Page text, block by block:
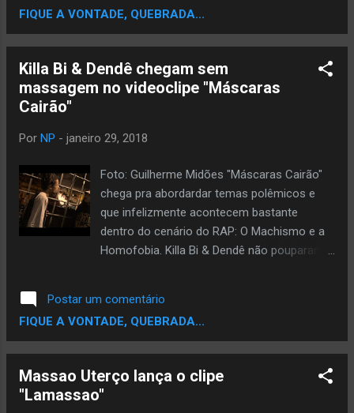
FIQUE A VONTADE, QUEBRADA...
Killa Bi & Dendê chegam sem
massagem no videoclipe "Máscaras
Cairão"
Por NP - janeiro 29, 2018
Foto: Guilherme Midões "Máscaras Cairão"
chega pra abordardar temas polêmicos e
que infelizmente acontecem bastante
dentro do cenário do RAP: O Machismo e a
Homofobia. Killa Bi & Dendê não pouparam a
principalmente no RAP não podemos mais
aceitar e nos omitir de assuntos como o
machismo, homofobia, a violência contra a
musical é do Selo SMR, o instrumental é de
Postar um comentário
FIQUE A VONTADE, QUEBRADA...
Massao Uterço lança o clipe
"Lamassao"